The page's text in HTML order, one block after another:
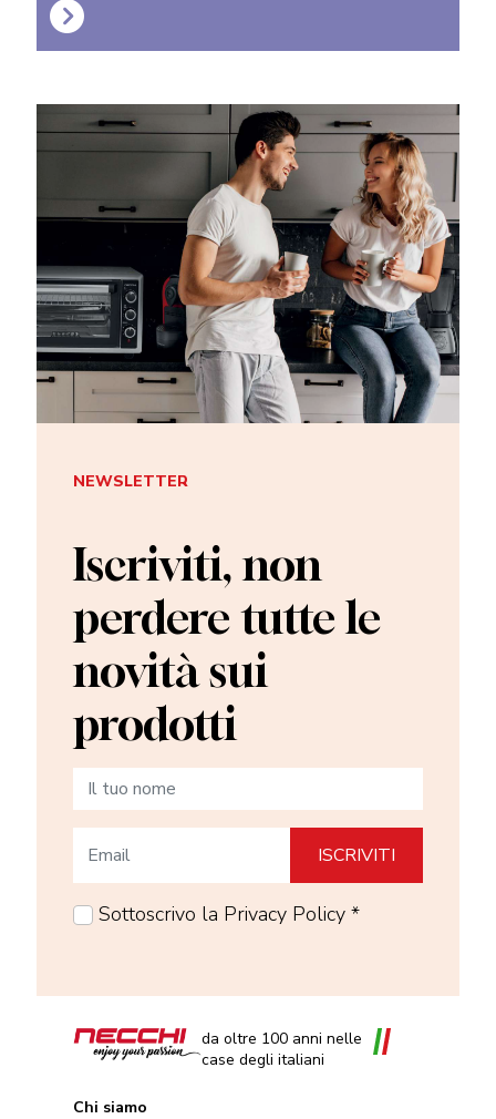
NEWSLETTER
Iscriviti, non
perdere tutte le
novità sui
prodotti
Sottoscrivo la Privacy Policy *
da oltre 100 anni nelle
case degli italiani
Chi siamo